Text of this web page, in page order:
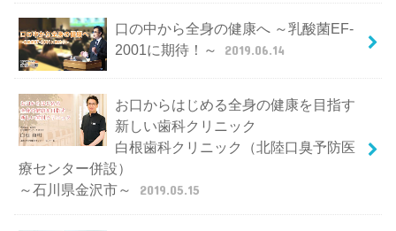
口の中から全身の健康へ ～乳酸菌EF-
2001に期待！～
2019.06.14
お口からはじめる全身の健康を目指す
新しい歯科クリニック
白根歯科クリニック（北陸口臭予防医
療センター併設）
～石川県金沢市～
2019.05.15